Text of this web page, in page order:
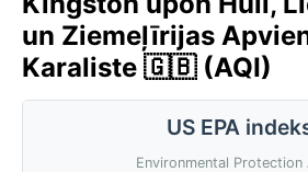
un Ziemeļīrijas
Karaliste 🇬🇧 (AQI)
US EPA
Environmental Protection